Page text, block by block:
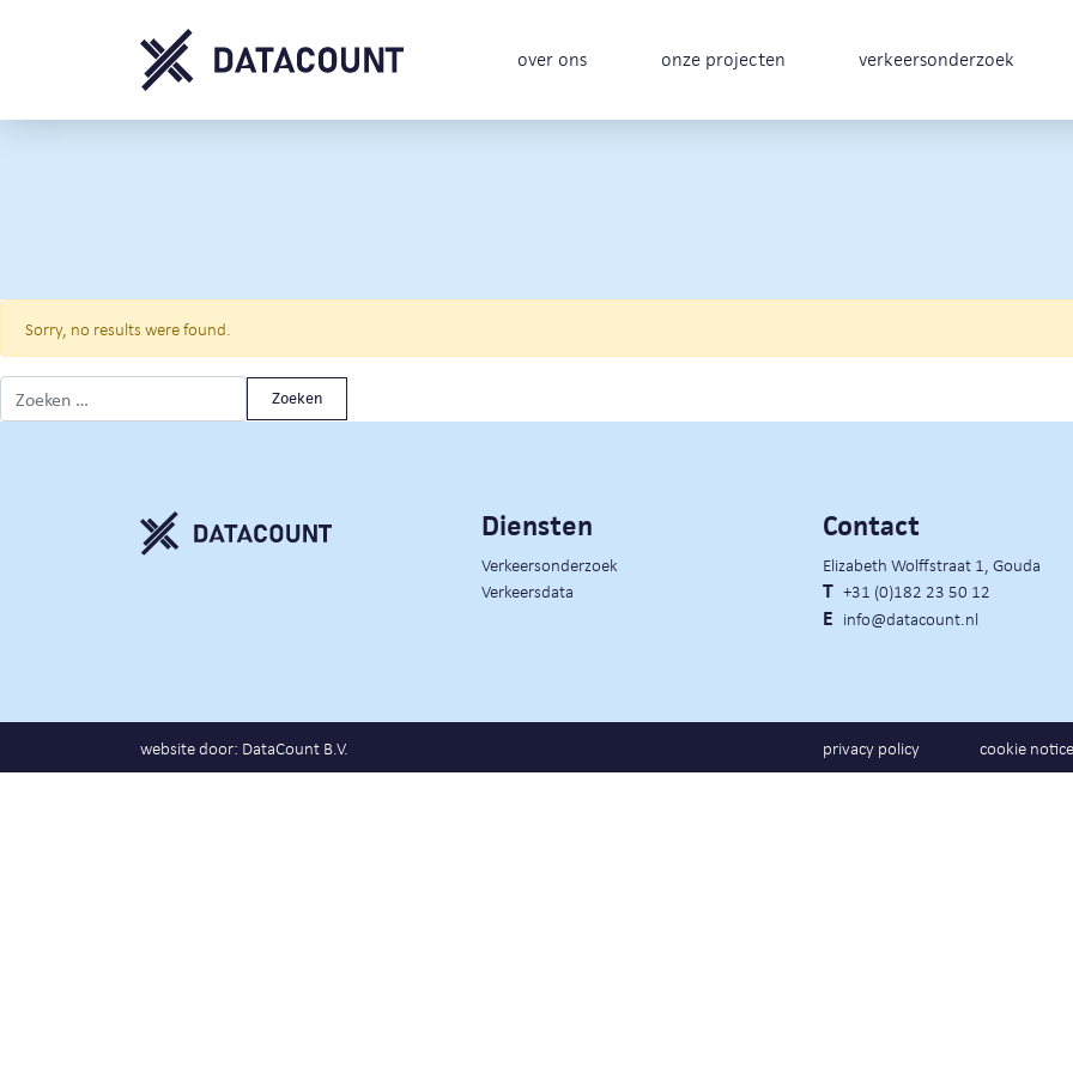
over ons onze projecten verkeersonderzoek
Sorry, no results were found.
Diensten
Verkeersonderzoek
Verkeersdata
Contact
Elizabeth Wolffstraat 1, Gouda
T +31 (0)182 23 50 12
E info@datacount.nl
website door: DataCount B.V. privacy policy cookie notice